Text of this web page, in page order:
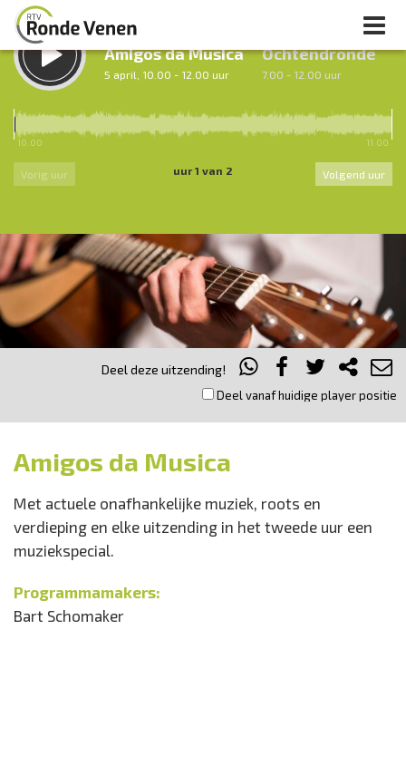
LUISTER TERUG:
Amigos da Musica
5 april, 10.00 - 12.00 uur
Ochtendronde
7.00 - 12.00 uur
10.00 11.00
Vorig uur uur 1 van 2 Volgend uur
Deel deze uitzending!
Deel vanaf huidige player positie
Amigos da Musica
Met actuele onafhankelijke muziek, roots en
verdieping en elke uitzending in het tweede uur een
muziekspecial.
Programmamakers:
Bart Schomaker